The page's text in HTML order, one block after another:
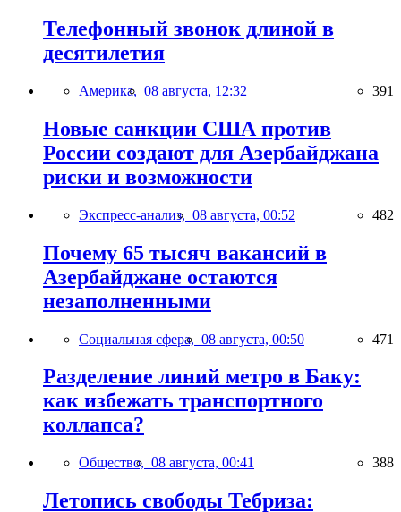
Телефонный звонок длиной в
десятилетия
Америка, 08 августа, 12:32 391
Новые санкции США против
России создают для Азербайджана
риски и возможности
Экспресс-анализ, 08 августа, 00:52 482
Почему 65 тысяч вакансий в
Азербайджане остаются
незаполненными
Социальная сфера, 08 августа, 00:50 471
Разделение линий метро в Баку:
как избежать транспортного
коллапса?
Общество, 08 августа, 00:41 388
Летопись свободы Тебриза: